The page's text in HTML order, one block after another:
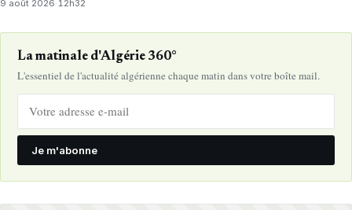
9 août 2026·12h32
La matinale d'Algérie 360°
L'essentiel de l'actualité algérienne chaque matin dans votre boîte mail.
Je m'abonne